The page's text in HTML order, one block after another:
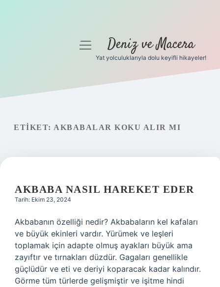
Gizlilik Politikası
menüyüDeniz ve Macera
Yat yolculuklarıyla dolu keyifli hikayeler!
ETIKET: AKBABALAR KOKU ALIR MI
AKBABA NASIL HAREKET EDER
Tarih: Ekim 23, 2024
Akbabanın özelliği nedir? Akbabaların kel kafaları
ve büyük ekinleri vardır. Yürümek ve leşleri
toplamak için adapte olmuş ayakları büyük ama
zayıftır ve tırnakları düzdür. Gagaları genellikle
güçlüdür ve eti ve deriyi koparacak kadar kalındır.
Görme tüm türlerde gelişmiştir ve işitme hindi